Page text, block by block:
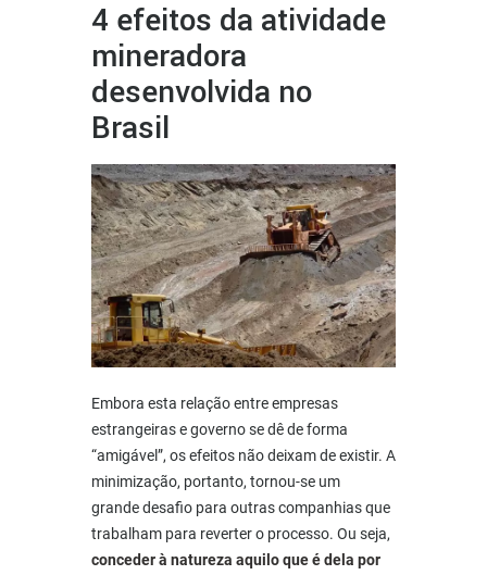
4 efeitos da atividade
mineradora
desenvolvida no
Brasil
Embora esta relação entre empresas
estrangeiras e governo se dê de forma
“amigável”, os efeitos não deixam de existir. A
minimização, portanto, tornou-se um
grande desafio para outras companhias que
trabalham para reverter o processo. Ou seja,
conceder à natureza aquilo que é dela por